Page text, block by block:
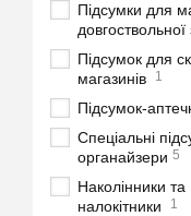
Підсумки для
довгоствольної
Підсумок для
магазинів
1
Підсумок-
Спеціальні
органайзери 5
Наколінники та
налокітники
1